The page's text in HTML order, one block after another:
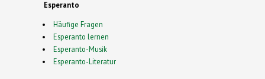
Esperanto
Häufige Fragen
Esperanto lernen
Esperanto-Musik
Esperanto-Literatur